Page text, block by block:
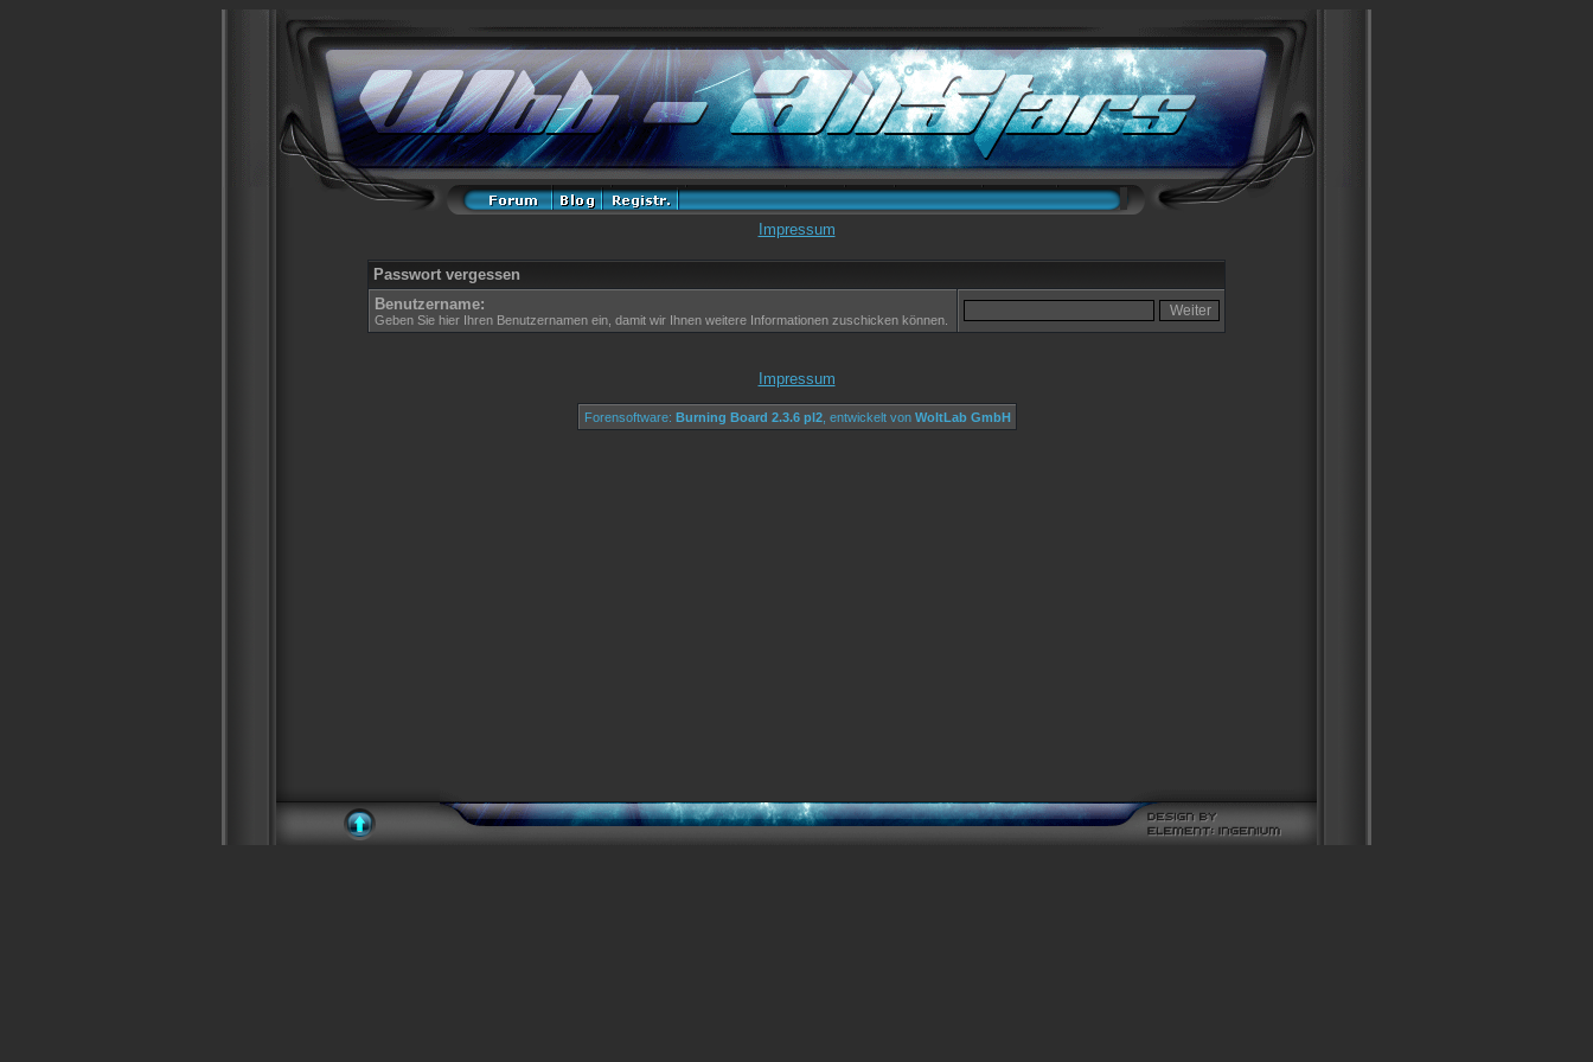
Impressum
Passwort vergessen
Benutzername:
Geben Sie hier Ihren Benutzernamen ein, damit wir Ihnen weitere Informationen zuschicken können.
Impressum
Forensoftware: Burning Board 2.3.6 pl2, entwickelt von WoltLab GmbH